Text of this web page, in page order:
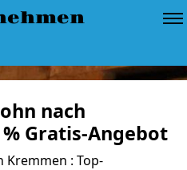
nach
Gratis-Angebot
Kremmen : Top-